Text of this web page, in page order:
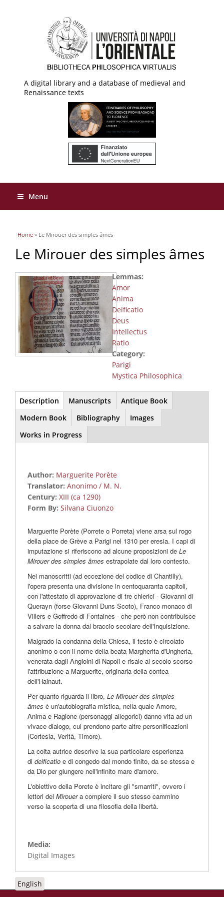
A digital library and a database of medieval and
Renaissance texts
Menu
You are here
Home » Le Mirouer des simples âmes
Le Mirouer des simples âmes
Lemmas:
Amor
Anima
Deificatio
Deus
Intellectus
Ratio
Category:
Parigi
Mystica Philosophica
Main
Description (active
tab)
Manuscripts
Antique Book
Modern Book
Bibliography
Images
Works in Progress
Author: Marguerite Porète
Translator: Anonimo / M. N.
Century: XIII (ca 1290)
Form By: Silvana Ciuonzo
Marguerite Porète (Porrete o Porreta) viene arsa sul rogo
della place de Grève a Parigi nel 1310 per eresia. I capi di
imputazione si riferiscono ad alcune proposizioni de Le
Mirouer des simples âmes estrapolate dal loro contesto.
Nei manoscritti (ad eccezione del codice di Chantilly),
l'opera presenta una divisione in centoquaranta capitoli,
con l'attestato di approvazione di tre chierici - Giovanni di
Querayn (forse Giovanni Duns Scoto), Franco monaco di
Villers e Goffredo di Fontaines - che però non contribuisce
a salvare la donna dal braccio secolare dell'Inquisizione.
Malgrado la condanna della Chiesa, il testo è circolato
anonimo o con il nome della beata Margherita d'Ungheria,
venerata dagli Angioini di Napoli e risale al secolo scorso
l'attribuzione a Marguerite, originaria della contea
dell'Hainaut.
Per quanto riguarda il libro, Le Mirouer des simples
âmes è un'autobiografia mistica, nella quale Amore,
Anima e Ragione (personaggi allegorici) danno vita ad un
vivace dialogo, cui prendono parte altre personificazioni
(Cortesia, Verità, Timore).
La colta autrice descrive la sua particolare esperienza
di deificatio e di congedo dal mondo finito, da se stessa e
da Dio per giungere nell'infinito mare d'amore.
L'obiettivo della Porete è incitare gli "smarriti", ovvero i
lettori del Mirouer a compiere il suo stesso cammino
verso la scoperta di una filosofia della libertà.
Media:
Digital Images
English